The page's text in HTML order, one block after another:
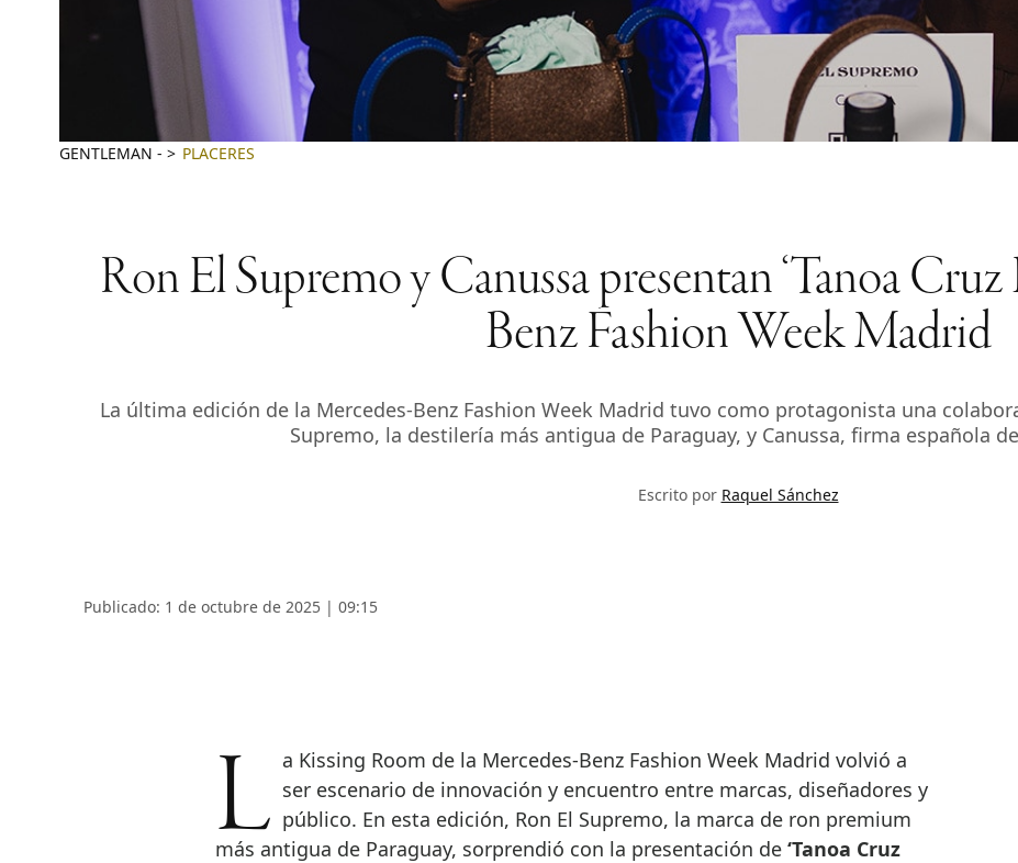
GENTLEMAN - PLACERES
Ron El Supremo y Canussa presentan ‘Tanoa Cruz
Benz Fashion Week Madrid
La última edición de la Mercedes-Benz Fashion Week Madrid tuvo como protagonista una
Supremo, la destilería más antigua de Paraguay, y Canussa, firma española
Escrito por Raquel Sánchez
Publicado: 1 de octubre de 2025 | 09:15
La Kissing Room de la Mercedes-Benz Fashion Week Madrid volvió a ser escenario de innovación y encuentro entre marcas, diseñadores y
público. En esta edición, Ron El Supremo, la marca de ron premium
más antigua de Paraguay, sorprendió con la presentación de‘Tanoa Cruz